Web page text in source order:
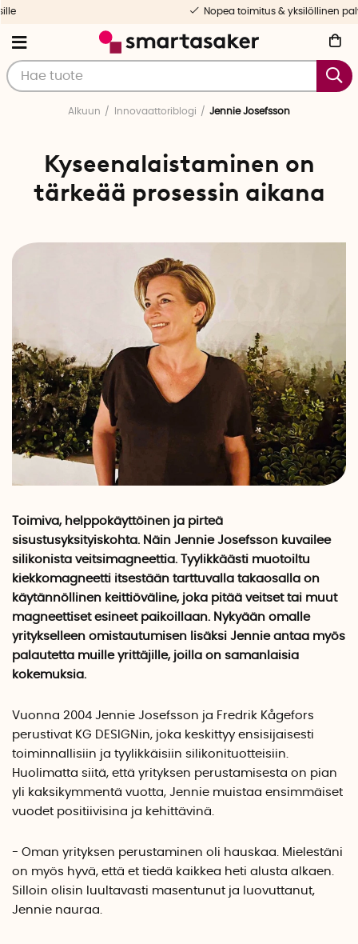
Nopea toimitus & yksilöllinen palvelu
Alkuun Innovaattoriblogi Jennie Josefsson
Kyseenalaistaminen on
tärkeää prosessin aikana
Toimiva, helppokäyttöinen ja pirteä
sisustusyksityiskohta. Näin Jennie Josefsson kuvailee
silikonista veitsimagneettia. Tyylikkäästi muotoiltu
kiekkomagneetti itsestään tarttuvalla takaosalla on
käytännöllinen keittiöväline, joka pitää veitset tai muut
magneettiset esineet paikoillaan. Nykyään omalle
yritykselleen omistautumisen lisäksi Jennie antaa myös
palautetta muille yrittäjille, joilla on samanlaisia
kokemuksia.
Vuonna 2004 Jennie Josefsson ja Fredrik Kågefors
perustivat KG DESIGNin, joka keskittyy ensisijaisesti
toiminnallisiin ja tyylikkäisiin silikonituotteisiin.
Huolimatta siitä, että yrityksen perustamisesta on pian
yli kaksikymmentä vuotta, Jennie muistaa ensimmäiset
vuodet positiivisina ja kehittävinä.
- Oman yrityksen perustaminen oli hauskaa. Mielestäni
on myös hyvä, että et tiedä kaikkea heti alusta alkaen.
Silloin olisin luultavasti masentunut ja luovuttanut,
Jennie nauraa.